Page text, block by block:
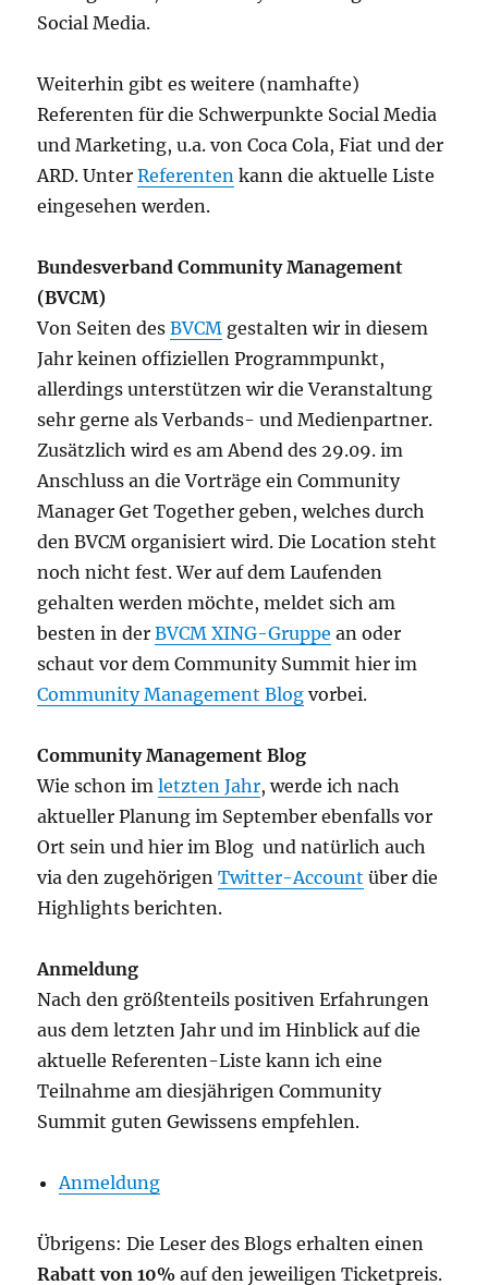
Social Media.
Weiterhin gibt es weitere (namhafte)
Referenten für die Schwerpunkte Social Media
und Marketing, u.a. von Coca Cola, Fiat und der
ARD. UnterReferenten kann die aktuelle Liste
eingesehen werden.
Bundesverband Community Management
(BVCM)
Von Seiten desBVCM gestalten wir in diesem
Jahr keinen offiziellen Programmpunkt,
allerdings unterstützen wir die Veranstaltung
sehr gerne als Verbands- und Medienpartner.
Zusätzlich wird es am Abend des 29.09. im
Anschluss an die Vorträge ein Community
Manager Get Together geben, welches durch
den BVCM organisiert wird. Die Location steht
noch nicht fest. Wer auf dem Laufenden
gehalten werden möchte, meldet sich am
besten in derBVCM XING-Gruppe an oder
schaut vor dem Community Summit hier im
Community Management Blog vorbei.
Community Management Blog
Wie schon imletzten Jahr, werde ich nach
aktueller Planung im September ebenfalls vor
Ort sein und hier im Blog und natürlich auch
via den zugehörigenTwitter-Account über die
Highlights berichten.
Anmeldung
Nach den größtenteils positiven Erfahrungen
aus dem letzten Jahr und im Hinblick auf die
aktuelle Referenten-Liste kann ich eine
Teilnahme am diesjährigen Community
Summit guten Gewissens empfehlen.
Anmeldung
Übrigens: Die Leser des Blogs erhalten einen
Rabatt von 10% auf den jeweiligen Ticketpreis.